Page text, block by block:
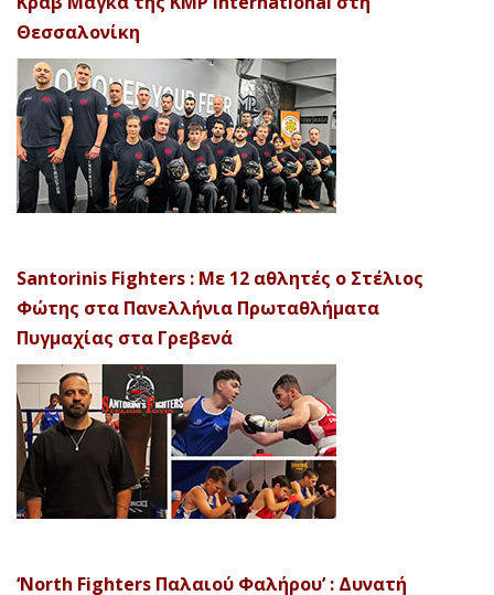
Θεσσαλονίκη
Santorinis Fighters : Με 12 αθλητές ο Στέλιος
Φώτης στα Πανελλήνια Πρωταθλήματα
Πυγμαχίας στα Γρεβενά
‘North Fighters Παλαιού Φαλήρου’ : Δυνατή